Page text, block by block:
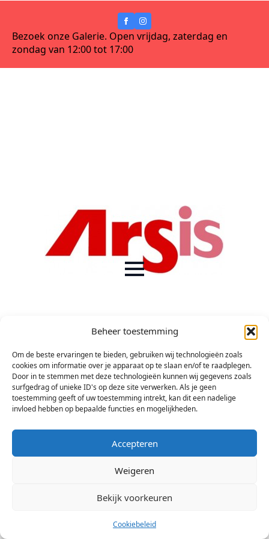
Beheer toestemming
Om de beste ervaringen te bieden, gebruiken wij technologieën zoals
cookies om informatie over je apparaat op te slaan en/of te raadplegen.
Door in te stemmen met deze technologieën kunnen wij gegevens zoals
surfgedrag of unieke ID's op deze site verwerken. Als je geen
toestemming geeft of uw toestemming intrekt, kan dit een nadelige
invloed hebben op bepaalde functies en mogelijkheden.
Accepteren
Weigeren
Bekijk voorkeuren
Cookiebeleid
Bezoek onze Galerie. Open vrijdag, zaterdag en
zondag van 12:00 tot 17:00
© 2026 Stichting Arsis Kunst en Societeit